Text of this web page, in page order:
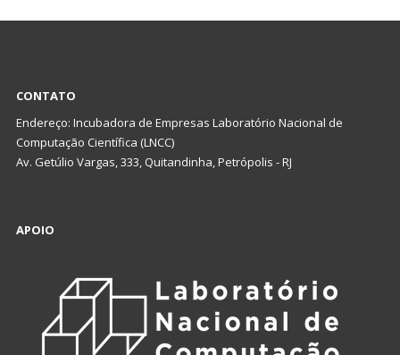
CONTATO
Endereço: Incubadora de Empresas Laboratório Nacional de
Computação Científica (LNCC)
Av. Getúlio Vargas, 333, Quitandinha, Petrópolis - RJ
APOIO